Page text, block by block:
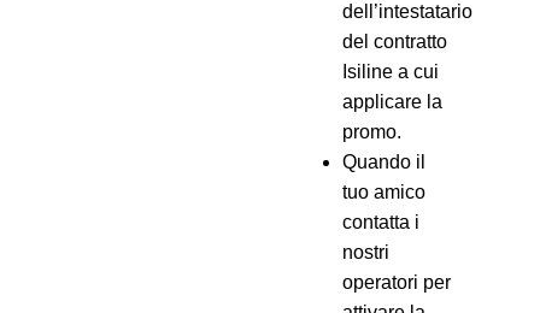
dell’intestatario
del contratto
Isiline a cui
applicare la
promo.
Quando il
tuo amico
contatta i
nostri
operatori per